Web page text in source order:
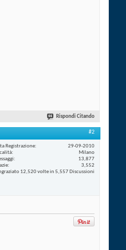
Rispondi Citando
#2
Registrazione
29-09-2010
Milano
13,877
3,552
12,520 volte in 5,557 Discussioni